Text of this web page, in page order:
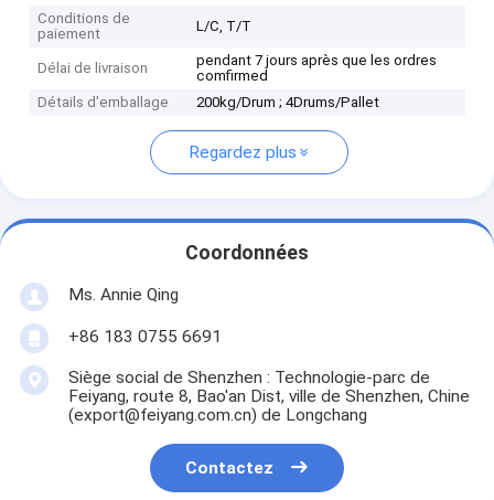
Conditions de
paiement
L/C, T/T
Délai de livraison
pendant 7 jours après que les ordres
comfirmed
Détails d'emballage
200kg/Drum ; 4Drums/Pallet
Regardez plus
Coordonnées
Ms. Annie Qing
+86 183 0755 6691
Siège social de Shenzhen : Technologie-parc de
Feiyang, route 8, Bao'an Dist, ville de Shenzhen, Chine
(export@feiyang.com.cn) de Longchang
Contactez